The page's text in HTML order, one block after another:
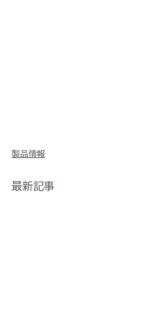
製品情報
最新記事